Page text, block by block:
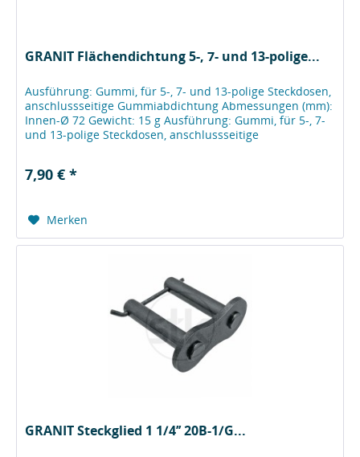
GRANIT Flächendichtung 5-, 7- und 13-polige...
Ausführung: Gummi, für 5-, 7- und 13-polige Steckdosen,
anschlussseitige Gummiabdichtung Abmessungen (mm):
Innen-Ø 72 Gewicht: 15 g Ausführung: Gummi, für 5-, 7-
und 13-polige Steckdosen, anschlussseitige
7,90 € *
Merken
GRANIT Steckglied 1 1/4’’ 20B-1/G...